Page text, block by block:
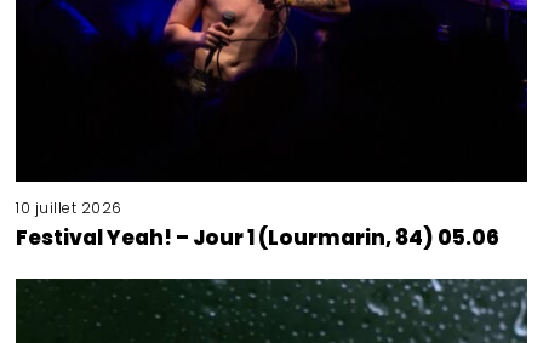
10 juillet 2026
Festival Yeah! – Jour 1 (Lourmarin, 84) 05.06